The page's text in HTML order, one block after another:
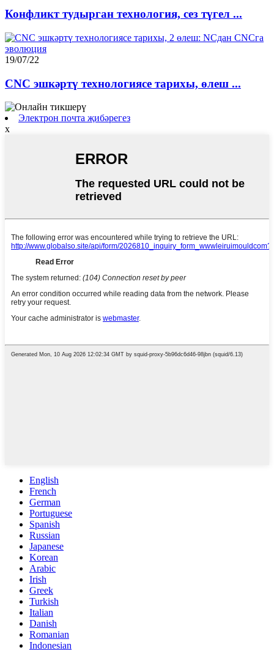
Конфликт тудырган технология, сез түгел ...
19/07/22
CNC эшкәртү технологиясе тарихы, өлеш ...
Электрон почта җибәрегез
x
English
French
German
Portuguese
Spanish
Russian
Japanese
Korean
Arabic
Irish
Greek
Turkish
Italian
Danish
Romanian
Indonesian